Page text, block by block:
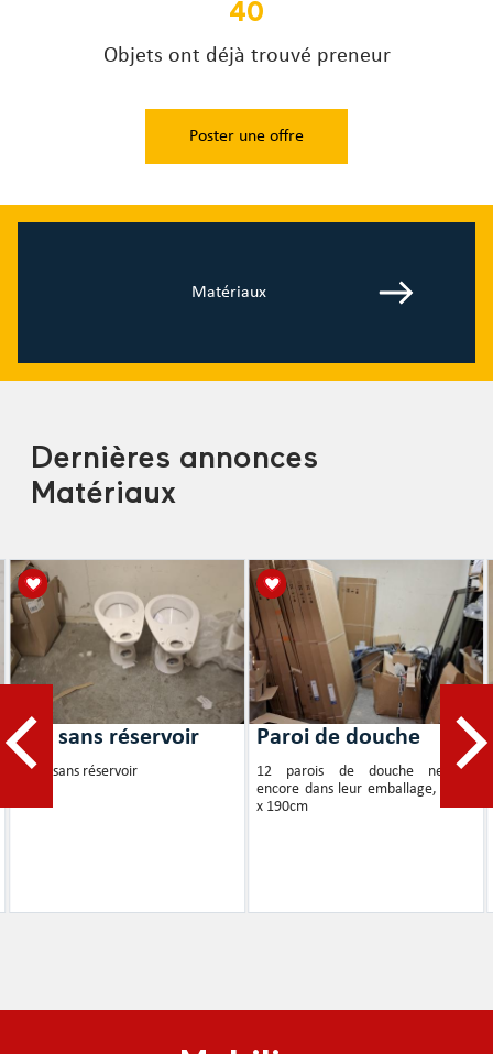
40
Objets ont déjà trouvé preneur
Poster une offre
Matériaux
Dernières annonces
Matériaux
WC sans réservoir
2 WC sans réservoir
Paroi de douche
12 parois de douche neuves,
encore dans leur emballage, 90cm
x 190cm